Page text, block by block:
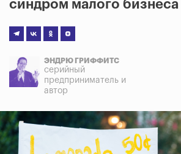
синдром малого бизнеса
ЭНДРЮ ГРИФФИТС
серийный
предприниматель и
автор